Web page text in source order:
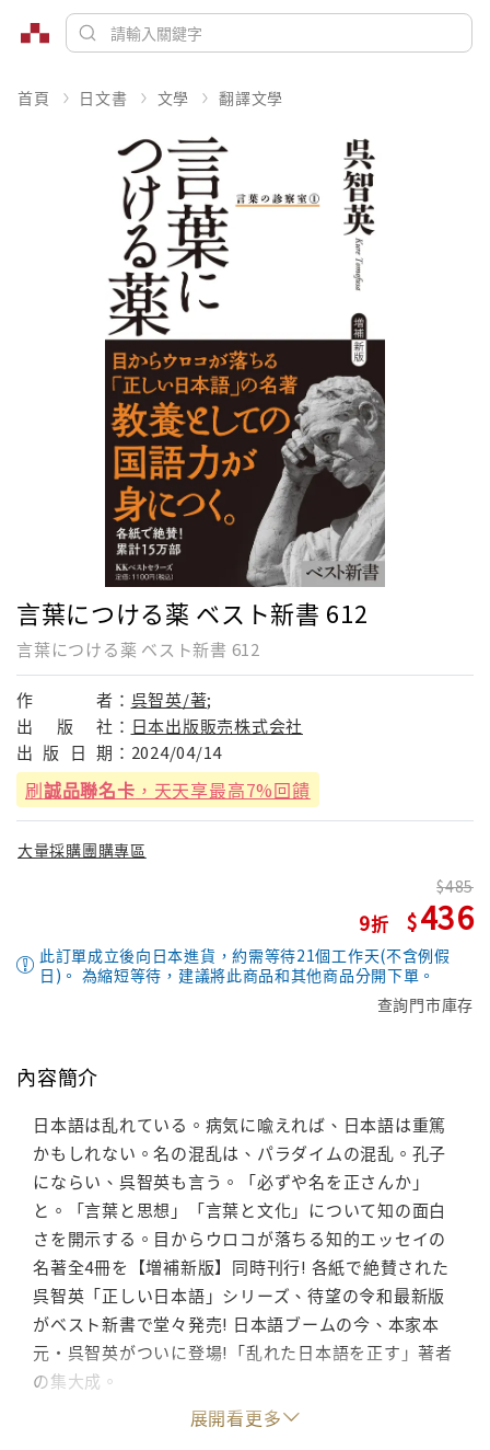
首頁 日文書 文學 翻譯文學
言葉につける薬 ベスト新書 612
言葉につける薬 ベスト新書 612
作 者： 呉智英/著;
出
版 社： 日本出版販売株式会社
出 版 日 期： 2024/04/14
刷誠品聯名卡 ，天天享最高7%回饋
大量採購團購專區
9
485
436
此訂單成立後向日本進貨，約需等待21個工作天(不含例假
日)。 為縮短等待，建議將此商品和其他商品分開下單。
查詢門市庫存
內容簡介
日本語は乱れている。病気に喩えれば、日本語は重篤
かもしれない。名の混乱は、パラダイムの混乱。孔子
にならい、呉智英も言う。「必ずや名を正さんか」
と。「言葉と思想」「言葉と文化」について知の面白
さを開示する。目からウロコが落ちる知的エッセイの
名著全4冊を【増補新版】同時刊行! 各紙で絶賛された
呉智英「正しい日本語」シリーズ、待望の令和最新版
がベスト新書で堂々発売! 日本語ブームの今、本家本
元・呉智英がついに登場!「乱れた日本語を正す」著者
の集大成。
展開看更多